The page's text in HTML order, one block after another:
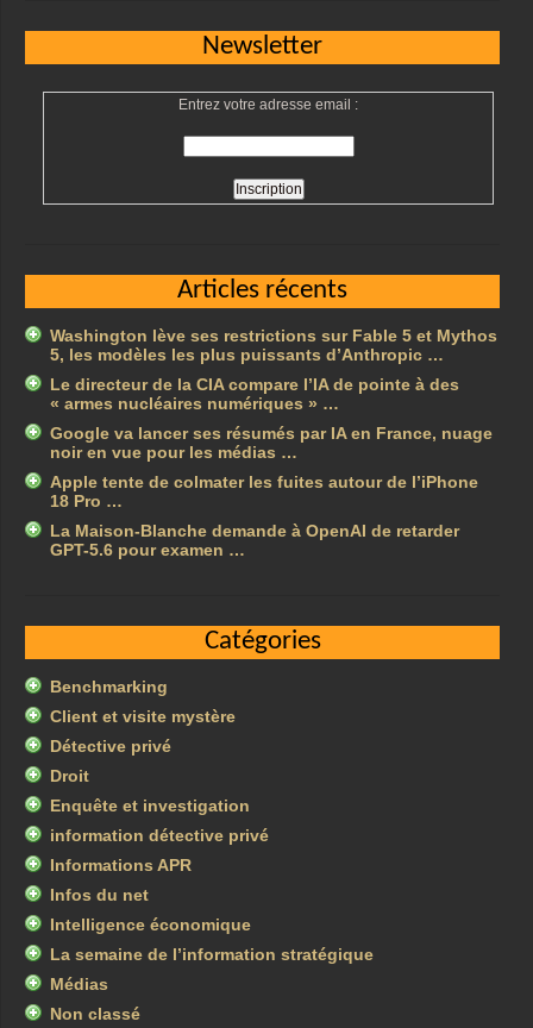
Newsletter
Entrez votre adresse email :
Articles récents
Washington lève ses restrictions sur Fable 5 et Mythos
5, les modèles les plus puissants d’Anthropic …
Le directeur de la CIA compare l’IA de pointe à des
« armes nucléaires numériques » …
Google va lancer ses résumés par IA en France, nuage
noir en vue pour les médias …
Apple tente de colmater les fuites autour de l’iPhone
18 Pro …
La Maison-Blanche demande à OpenAI de retarder
GPT-5.6 pour examen …
Catégories
Benchmarking
Client et visite mystère
Détective privé
Droit
Enquête et investigation
information détective privé
Informations APR
Infos du net
Intelligence économique
La semaine de l’information stratégique
Médias
Non classé